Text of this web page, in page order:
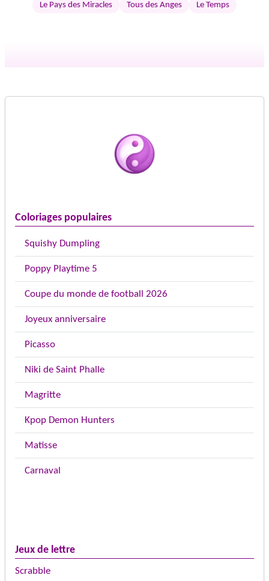
Coloriages populaires
Squishy Dumpling
Poppy Playtime 5
Coupe du monde de football 2026
Joyeux anniversaire
Picasso
Niki de Saint Phalle
Magritte
Kpop Demon Hunters
Matisse
Carnaval
Jeux de lettre
Scrabble
Le Pays des Miracles
Tous des Anges Le Temps